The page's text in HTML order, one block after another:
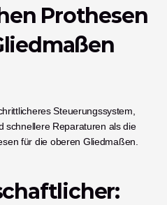
Prothesen
Steuerungssystem,
schnellere Reparaturen als die
für die oberen Gliedmaßen.